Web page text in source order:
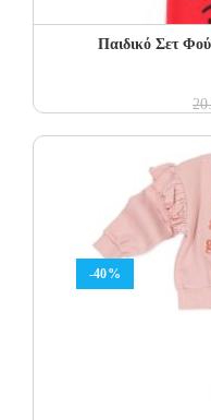
Παιδικό Σετ
-40%